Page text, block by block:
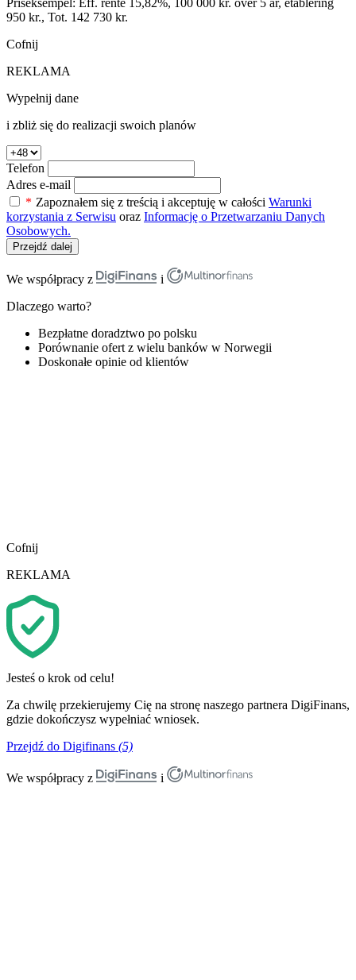
Priseksempel: Eff. rente 15,82%, 100 000 kr. over 5 år, etablering
950 kr., Tot. 142 730 kr.
Cofnij
REKLAMA
Wypełnij dane
i zbliż się do realizacji swoich planów
Telefon
Adres e-mail
* Zapoznałem się z treścią i akceptuję w całości Warunki
korzystania z Serwisu oraz Informację o Przetwarzaniu Danych
Osobowych.
Przejdź dalej
We współpracy z
i
Dlaczego warto?
Bezpłatne doradztwo po polsku
Porównanie ofert z wielu banków w Norwegii
Doskonałe opinie od klientów
Cofnij
REKLAMA
Jesteś o krok od celu!
Za chwilę przekierujemy Cię na stronę naszego partnera DigiFinans,
gdzie dokończysz wypełniać wniosek.
Przejdź do Digifinans (5)
We współpracy z i